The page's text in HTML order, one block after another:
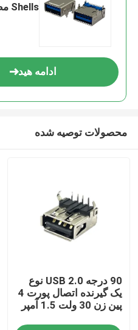
ادامه هید
محصولات توصیه شده
90 درجه 2.0 USB نوع
یک گیرنده اتصال پورت 4
پین زن 30 ولت 1.5 آمپر